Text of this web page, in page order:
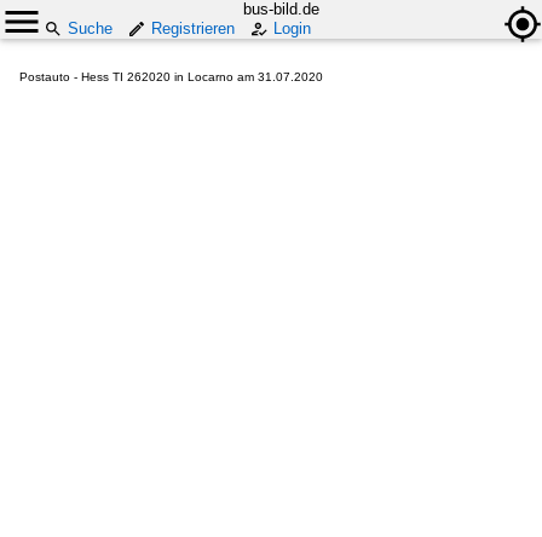
bus-bild.de
Suche
Registrieren Login
Postauto - Hess TI 262020 in Locarno am 31.07.2020